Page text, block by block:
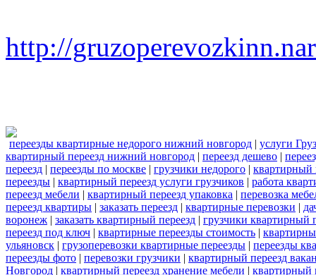
http://
переезды квартирные недорого нижний новгород | услуги
квартирный переезд нижний новгород | переезд дешево |
переезд | переезды по москве | грузчики недорого | квартирный
переезды | квартирный переезд услуги грузчиков | работа
переезд мебели | квартирный переезд упаковка | перевозка
переезд квартиры | заказать переезд | квартирные перевозки |
воронеж | заказать квартирный переезд | грузчики квартирный
переезд под ключ | квартирные переезды стоимость |
ульяновск | грузоперевозки квартирные переезды | переезды
переезды фото | перевозки грузчики | квартирный переезд
Новгород | квартирный переезд хранение мебели | квартирный